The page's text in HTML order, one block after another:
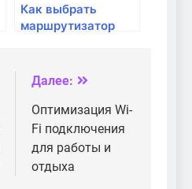
Как выбрать
маршрутизатор
проходимостью?
Далее:
Оптимизация Wi-
Fi подключения
для работы и
отдыха